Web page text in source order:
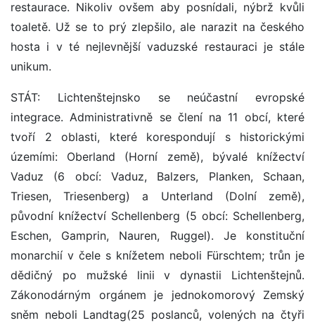
restaurace. Nikoliv ovšem aby posnídali, nýbrž kvůli
toaletě. Už se to prý zlepšilo, ale narazit na českého
hosta i v té nejlevnější vaduzské restauraci je stále
unikum.
STÁT: Lichtenštejnsko se neúčastní evropské
integrace. Administrativně se člení na 11 obcí, které
tvoří 2 oblasti, které korespondují s historickými
územími: Oberland (Horní země), bývalé knížectví
Vaduz (6 obcí: Vaduz, Balzers, Planken, Schaan,
Triesen, Triesenberg) a Unterland (Dolní země),
původní knížectví Schellenberg (5 obcí: Schellenberg,
Eschen, Gamprin, Nauren, Ruggel). Je konstituční
monarchií v čele s knížetem neboli Fürschtem; trůn je
dědičný po mužské linii v dynastii Lichtenštejnů.
Zákonodárným orgánem je jednokomorový Zemský
sněm neboli Landtag(25 poslanců, volených na čtyři